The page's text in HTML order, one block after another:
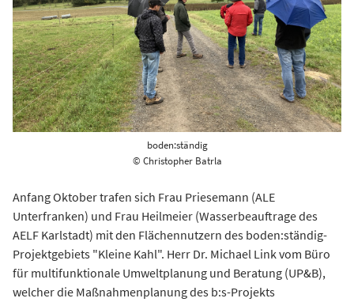
boden:ständig
© Christopher Batrla
Anfang Oktober trafen sich Frau Priesemann (ALE
Unterfranken) und Frau Heilmeier (Wasserbeauftrage des
AELF Karlstadt) mit den Flächennutzern des boden:ständig-
Projektgebiets "Kleine Kahl". Herr Dr. Michael Link vom Büro
für multifunktionale Umweltplanung und Beratung (UP&B),
welcher die Maßnahmenplanung des b:s­-Projekts